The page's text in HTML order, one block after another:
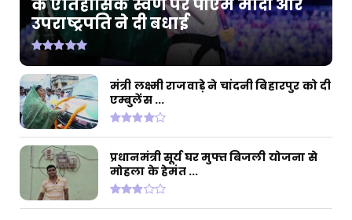
के ऐतिहासिक स्वर्ण पर पीएम मोदी और
उपराष्ट्रपति ने दी बधाई
मंत्री लक्ष्मी राजवाड़े ने चांदनी बिहारपुर को दी
एम्बुलेंस ...
प्रधानमंत्री सूर्य घर मुफ्त बिजली योजना से
मोहला के हेमंत ...